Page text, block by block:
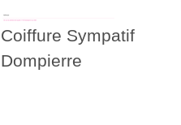
Coiffure Sympatif
Dompierre